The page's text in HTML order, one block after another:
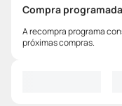
Compra programada
A recompra programa
próximas compras.